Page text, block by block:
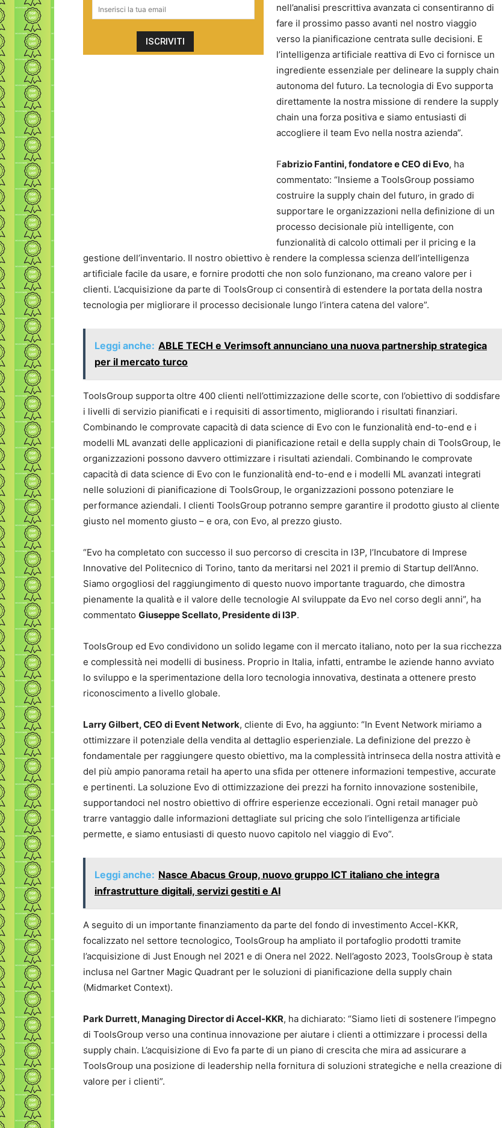
nell’analisi prescrittiva avanzata ci consentiranno di
fare il prossimo passo avanti nel nostro viaggio
verso la pianificazione centrata sulle decisioni. E
l’intelligenza artificiale reattiva di Evo ci fornisce un
ingrediente essenziale per delineare la supply chain
autonoma del futuro. La tecnologia di Evo supporta
direttamente la nostra missione di rendere la supply
chain una forza positiva e siamo entusiasti di
accogliere il team Evo nella nostra azienda”.
Fabrizio Fantini, fondatore e CEO di Evo, ha
commentato: “Insieme a ToolsGroup possiamo
costruire la supply chain del futuro, in grado di
supportare le organizzazioni nella definizione di un
processo decisionale più intelligente, con
funzionalità di calcolo ottimali per il pricing e la
gestione dell’inventario. Il nostro obiettivo è rendere la complessa scienza dell’intelligenza
artificiale facile da usare, e fornire prodotti che non solo funzionano, ma creano valore per i
clienti. L’acquisizione da parte di ToolsGroup ci consentirà di estendere la portata della nostra
tecnologia per migliorare il processo decisionale lungo l’intera catena del valore”.
Leggi anche: ABLE TECH e Verimsoft annunciano una nuova partnership strategica
per il mercato turco
ToolsGroup supporta oltre 400 clienti nell’ottimizzazione delle scorte, con l’obiettivo di soddisfare
i livelli di servizio pianificati e i requisiti di assortimento, migliorando i risultati finanziari.
Combinando le comprovate capacità di data science di Evo con le funzionalità end-to-end e i
modelli ML avanzati delle applicazioni di pianificazione retail e della supply chain di ToolsGroup, le
organizzazioni possono davvero ottimizzare i risultati aziendali. Combinando le comprovate
capacità di data science di Evo con le funzionalità end-to-end e i modelli ML avanzati integrati
nelle soluzioni di pianificazione di ToolsGroup, le organizzazioni possono potenziare le
performance aziendali. I clienti ToolsGroup potranno sempre garantire il prodotto giusto al cliente
giusto nel momento giusto – e ora, con Evo, al prezzo giusto.
“Evo ha completato con successo il suo percorso di crescita in I3P, l’Incubatore di Imprese
Innovative del Politecnico di Torino, tanto da meritarsi nel 2021 il premio di Startup dell’Anno.
Siamo orgogliosi del raggiungimento di questo nuovo importante traguardo, che dimostra
pienamente la qualità e il valore delle tecnologie AI sviluppate da Evo nel corso degli anni”, ha
commentato Giuseppe Scellato, Presidente di I3P.
ToolsGroup ed Evo condividono un solido legame con il mercato italiano, noto per la sua ricchezza
e complessità nei modelli di business. Proprio in Italia, infatti, entrambe le aziende hanno avviato
lo sviluppo e la sperimentazione della loro tecnologia innovativa, destinata a ottenere presto
riconoscimento a livello globale.
Larry Gilbert, CEO di Event Network, cliente di Evo, ha aggiunto: “In Event Network miriamo a
ottimizzare il potenziale della vendita al dettaglio esperienziale. La definizione del prezzo è
fondamentale per raggiungere questo obiettivo, ma la complessità intrinseca della nostra attività e
del più ampio panorama retail ha aperto una sfida per ottenere informazioni tempestive, accurate
e pertinenti. La soluzione Evo di ottimizzazione dei prezzi ha fornito innovazione sostenibile,
supportandoci nel nostro obiettivo di offrire esperienze eccezionali. Ogni retail manager può
trarre vantaggio dalle informazioni dettagliate sul pricing che solo l’intelligenza artificiale
permette, e siamo entusiasti di questo nuovo capitolo nel viaggio di Evo”.
Leggi anche: Nasce Abacus Group, nuovo gruppo ICT italiano che integra
infrastrutture digitali, servizi gestiti e AI
A seguito di un importante finanziamento da parte del fondo di investimento Accel-KKR,
focalizzato nel settore tecnologico, ToolsGroup ha ampliato il portafoglio prodotti tramite
l’acquisizione di Just Enough nel 2021 e di Onera nel 2022. Nell’agosto 2023, ToolsGroup è stata
inclusa nel Gartner Magic Quadrant per le soluzioni di pianificazione della supply chain
(Midmarket Context).
Park Durrett, Managing Director di Accel-KKR, ha dichiarato: “Siamo lieti di sostenere l’impegno
di ToolsGroup verso una continua innovazione per aiutare i clienti a ottimizzare i processi della
supply chain. L’acquisizione di Evo fa parte di un piano di crescita che mira ad assicurare a
ToolsGroup una posizione di leadership nella fornitura di soluzioni strategiche e nella creazione di
valore per i clienti”.